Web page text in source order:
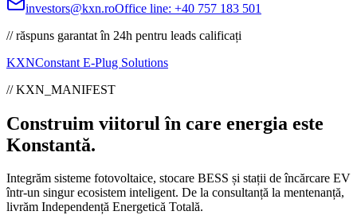
investors@kxn.roOffice line: +40 757 183 501
// răspuns garantat în 24h pentru leads calificați
KXNConstant E-Plug Solutions
// KXN_MANIFEST
Construim viitorul în care energia este
Konstantă.
Integrăm sisteme fotovoltaice, stocare BESS și stații de încărcare EV
într-un singur ecosistem inteligent. De la consultanță la mentenanță,
livrăm Independență Energetică Totală.